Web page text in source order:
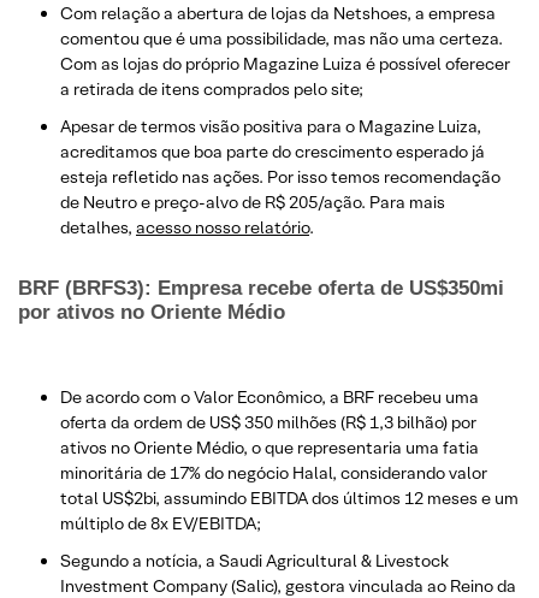
Com relação a abertura de lojas da Netshoes, a empresa
comentou que é uma possibilidade, mas não uma certeza.
Com as lojas do próprio Magazine Luiza é possível oferecer
a retirada de itens comprados pelo site;
Apesar de termos visão positiva para o Magazine Luiza,
acreditamos que boa parte do crescimento esperado já
esteja refletido nas ações. Por isso temos recomendação
de Neutro e preço-alvo de R$ 205/ação. Para mais
detalhes, acesso nosso relatório.
BRF (BRFS3): Empresa recebe oferta de US$350mi
por ativos no Oriente Médio
De acordo com o Valor Econômico, a BRF recebeu uma
oferta da ordem de US$ 350 milhões (R$ 1,3 bilhão) por
ativos no Oriente Médio, o que representaria uma fatia
minoritária de 17% do negócio Halal, considerando valor
total US$2bi, assumindo EBITDA dos últimos 12 meses e um
múltiplo de 8x EV/EBITDA;
Segundo a notícia, a Saudi Agricultural & Livestock
Investment Company (Salic), gestora vinculada ao Reino da